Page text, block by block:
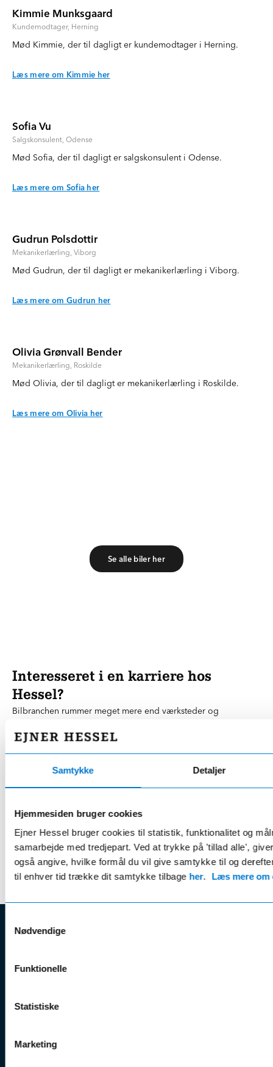
Samtykke Detaljer
Hjemmesiden bruger cookies
Ejner Hessel bruger cookies til statistik, funktionalitet og
samarbejde med tredjepart. Ved at trykke på 'tillad alle',
også angive, hvilke formål du vil give samtykke til og
til enhver tid trække dit samtykke tilbage her. Læs mere om
Nødvendige
Funktionelle
Statistiske
Marketing
Kimmie Munksgaard
Kundemodtager, Herning
Mød Kimmie, der til dagligt er kundemodtager i Herning.
Læs mere om Kimmie her
Sofia Vu
Salgskonsulent, Odense
Mød Sofia, der til dagligt er salgskonsulent i Odense.
Læs mere om Sofia her
Gudrun Polsdottir
Mekanikerlærling, Viborg
Mød Gudrun, der til dagligt er mekanikerlærling i Viborg.
Læs mere om Gudrun her
Olivia Grønvall Bender
Mekanikerlærling, Roskilde
Mød Olivia, der til dagligt er mekanikerlærling i Roskilde.
Læs mere om Olivia her
Se alle biler her
Interesseret i en karriere hos
Hessel?
Bilbranchen rummer meget mere end værksteder og
digitalisering, marketing, lager, økonomi og mange andre
alsidige funktioner. Det betyder, at der findes et væld af
spændende karriere- og uddannelsesmuligheder i bilbranchen
Hos Hessel har vi løbendeledige stillinger, som du kan finde
her
. Her kan du også tilmelde dig vores jobagent, så du
automatisk modtager besked, når der er en ledig stilling, der
matcher dine ønsker.
EJNER HESSEL
Ejner Hessel A/S
Tlf. nr.:7211 5001